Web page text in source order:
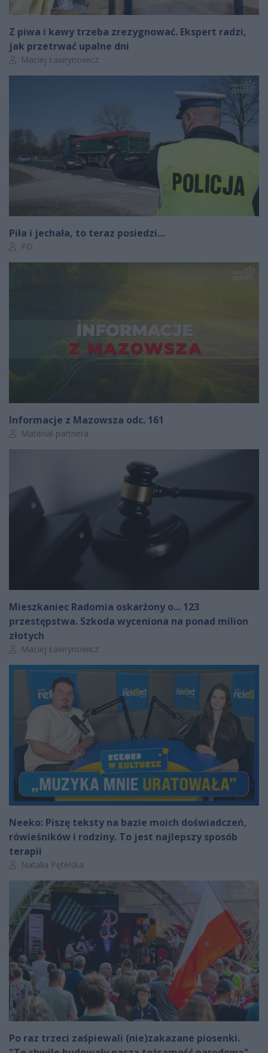
Z piwa i kawy trzeba zrezygnować. Ekspert radzi,
jak przetrwać upalne dni
Autor artykułu:
Maciej Ławrynowicz
Piła i jechała, to teraz posiedzi…
Autor artykułu:
PD
Informacje z Mazowsza odc. 161
Autor artykułu:
Materiał partnera
Mieszkaniec Radomia oskarżony o... 123
przestępstwa. Szkoda wyceniona na ponad milion
złotych
Autor artykułu:
Maciej Ławrynowicz
Neeko: Piszę teksty na bazie moich doświadczeń,
rówieśników i rodziny. To jest najlepszy sposób
terapii
Autor artykułu:
Natalia Pętelska
Po raz trzeci zaśpiewali (nie)zakazane piosenki.